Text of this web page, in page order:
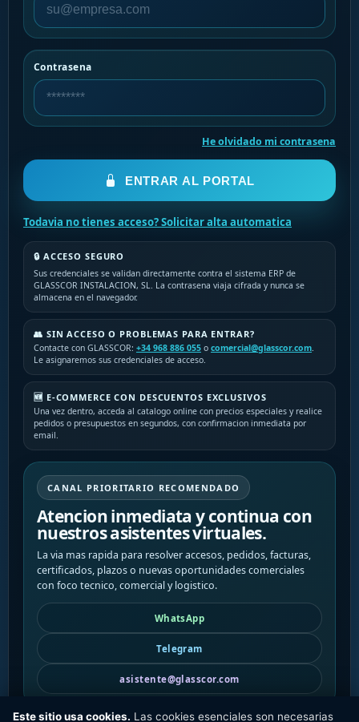
Contrasena
He olvidado mi contrasena
ENTRAR AL PORTAL
Todavia no tienes acceso? Solicitar alta automatica
🔒 ACCESO SEGURO
Sus credenciales se validan directamente contra el sistema ERP de
GLASSCOR INSTALACION, SL. La contrasena viaja cifrada y nunca se
almacena en el navegador.
👥 SIN ACCESO O PROBLEMAS PARA ENTRAR?
Contacte con GLASSCOR: +34 968 886 055 o comercial@glasscor.com.
Le asignaremos sus credenciales de acceso.
🆕 E-COMMERCE CON DESCUENTOS EXCLUSIVOS
Una vez dentro, acceda al catalogo online con precios especiales y realice
pedidos o presupuestos en segundos, con confirmacion inmediata por
email.
CANAL PRIORITARIO RECOMENDADO
Atencion inmediata y continua con
nuestros asistentes virtuales.
La via mas rapida para resolver accesos, pedidos, facturas,
certificados, plazos o nuevas oportunidades comerciales
con foco tecnico, comercial y logistico.
WhatsApp
Telegram
asistente@glasscor.com
Este sitio usa cookies. Las cookies esenciales son necesarias